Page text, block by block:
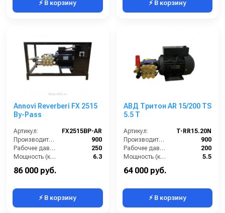
⚡ В корзину ⚡ В корзину
Annovi Reverberi FX 2515
By-Pass
Артикул:
FX2515BP-AR
Производительность (л/ч):
900
Рабочее давление (бар):
250
Мощность (кВт):
6.3
86 000 руб.
⚡ В корзину
АВД Тритон AR 15/200 TS
5.5 T
Артикул:
T-RR15.20N
Производительность (л/ч):
900
Рабочее давление (бар):
200
Мощность (кВт):
5.5
64 000 руб.
⚡ В корзину